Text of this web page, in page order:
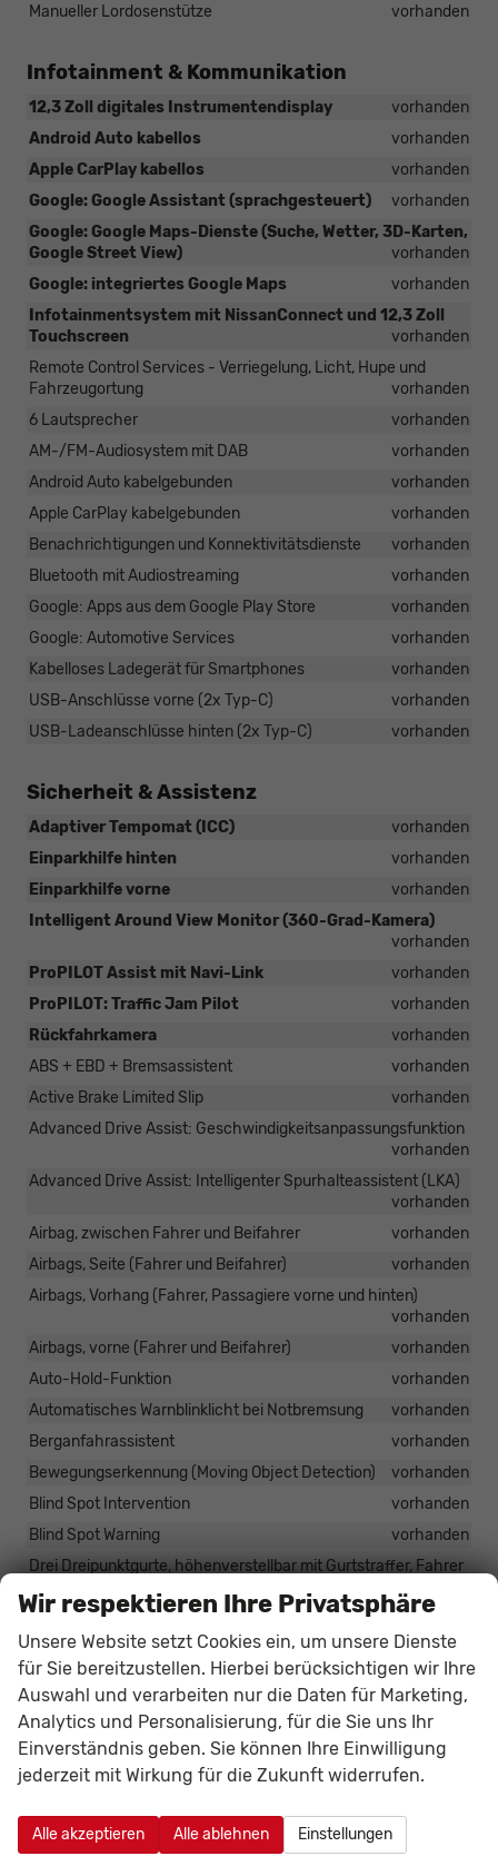
Manueller Lordosenstütze
vorhanden
Infotainment & Kommunikation
12,3 Zoll digitales Instrumentendisplay
vorhanden
Android Auto kabellos
vorhanden
Apple CarPlay kabellos
vorhanden
Google: Google Assistant (sprachgesteuert)
vorhanden
Google: Google Maps-Dienste (Suche, Wetter, 3D-Karten,
Google Street View)
vorhanden
Google: integriertes Google Maps
vorhanden
Infotainmentsystem mit NissanConnect und 12,3 Zoll
Touchscreen
vorhanden
Remote Control Services - Verriegelung, Licht, Hupe und
Fahrzeugortung
vorhanden
6 Lautsprecher
vorhanden
AM-/FM-Audiosystem mit DAB
vorhanden
Android Auto kabelgebunden
vorhanden
Apple CarPlay kabelgebunden
vorhanden
Benachrichtigungen und Konnektivitätsdienste
vorhanden
Bluetooth mit Audiostreaming
vorhanden
Google: Apps aus dem Google Play Store
vorhanden
Google: Automotive Services
vorhanden
Kabelloses Ladegerät für Smartphones
vorhanden
USB-Anschlüsse vorne (2x Typ-C)
vorhanden
USB-Ladeanschlüsse hinten (2x Typ-C)
vorhanden
Sicherheit & Assistenz
Adaptiver Tempomat (ICC)
vorhanden
Einparkhilfe hinten
vorhanden
Einparkhilfe vorne
vorhanden
Intelligent Around View Monitor (360-Grad-Kamera)
vorhanden
ProPILOT Assist mit Navi-Link
vorhanden
ProPILOT: Traffic Jam Pilot
vorhanden
Rückfahrkamera
vorhanden
ABS + EBD + Bremsassistent
vorhanden
Active Brake Limited Slip
vorhanden
Advanced Drive Assist: Geschwindigkeitsanpassungsfunktion
vorhanden
Advanced Drive Assist: Intelligenter Spurhalteassistent (LKA)
vorhanden
Airbag, zwischen Fahrer und Beifahrer
vorhanden
Airbags, Seite (Fahrer und Beifahrer)
vorhanden
Airbags, Vorhang (Fahrer, Passagiere vorne und hinten)
vorhanden
Airbags, vorne (Fahrer und Beifahrer)
vorhanden
Auto-Hold-Funktion
vorhanden
Automatisches Warnblinklicht bei Notbremsung
vorhanden
Berganfahrassistent
vorhanden
Bewegungserkennung (Moving Object Detection)
vorhanden
Blind Spot Intervention
vorhanden
Blind Spot Warning
vorhanden
Drei Dreipunktgurte, höhenverstellbar mit Gurtstraffer, Fahrer
Dreipunktgurte mit Gurtstraffer, 3x Rücksitze
vorhanden
Elektrische Parkbremse
vorhanden
Fernbediente Zentralverriegelung
vorhanden
Forward Collision Warning
vorhanden
Geschwindigkeitsanpassungsfunktion
vorhanden
Gurtwarner, vorne und hinten
vorhanden
ISOFIX-Halterung für Kindersitze (hinten) mit Top Tether-
Befestigung
vorhanden
Wir respektieren Ihre Privatsphäre
Unsere Website setzt Cookies ein, um unsere Dienste
für Sie bereitzustellen. Hierbei berücksichtigen wir Ihre
Auswahl und verarbeiten nur die Daten für Marketing,
Analytics und Personalisierung, für die Sie uns Ihr
Einverständnis geben. Sie können Ihre Einwilligung
jederzeit mit Wirkung für die Zukunft widerrufen.
Alle akzeptieren Alle ablehnen Einstellungen